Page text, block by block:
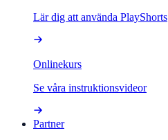
Lär dig att använda PlayShorts
Onlinekurs
Se våra instruktionsvideor
Partner